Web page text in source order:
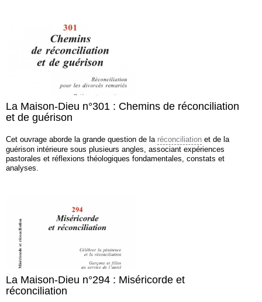
La Maison-Dieu n°301 : Chemins de réconciliation
et de guérison
Cet ouvrage aborde la grande question de la réconciliation et de la
guérison intérieure sous plusieurs angles, associant expériences
pastorales et réflexions théologiques fondamentales, constats et
analyses.
La Maison-Dieu n°294 : Miséricorde et
réconciliation